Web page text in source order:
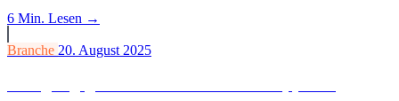
6 Min. Lesen →
Branche 20. August 2025